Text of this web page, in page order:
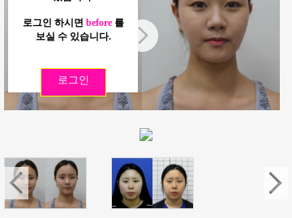
로그인 하시면 before를
보실 수 있습니다.